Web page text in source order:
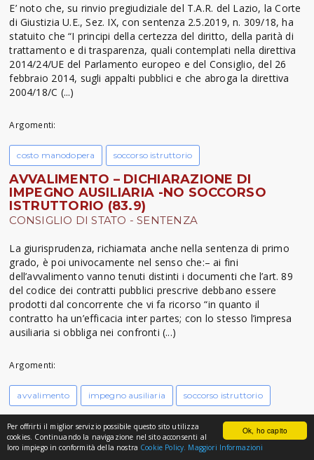
Ok, ho capito
Per offrirti il miglior servizio possibile questo sito utilizza
cookies. Continuando la navigazione nel sito acconsenti al
loro impiego in conformità della nostra Cookie Policy. Maggiori Informazioni
E’ noto che, su rinvio pregiudiziale del T.A.R. del Lazio, la Corte
di Giustizia U.E., Sez. IX, con sentenza 2.5.2019, n. 309/18, ha
statuito che “I principi della certezza del diritto, della parità di
trattamento e di trasparenza, quali contemplati nella direttiva
2014/24/UE del Parlamento europeo e del Consiglio, del 26
febbraio 2014, sugli appalti pubblici e che abroga la direttiva
2004/18/C (...)
Argomenti:
costo manodopera soccorso istruttorio
AVVALIMENTO – DICHIARAZIONE DI
IMPEGNO AUSILIARIA -NO SOCCORSO
ISTRUTTORIO (83.9)
CONSIGLIO DI STATO - SENTENZA
La giurisprudenza, richiamata anche nella sentenza di primo
grado, è poi univocamente nel senso che:– ai fini
dell’avvalimento vanno tenuti distinti i documenti che l’art. 89
del codice dei contratti pubblici prescrive debbano essere
prodotti dal concorrente che vi fa ricorso “in quanto il
contratto ha un’efficacia inter partes; con lo stesso l’impresa
ausiliaria si obbliga nei confronti (...)
Argomenti:
avvalimento impegno ausiliaria soccorso istruttorio
AVVALIMENTO STIPULATO IN FORMA
DIGITALE - SOCCORSO ISTRUTTORIO -
AMMESSO (83.9)